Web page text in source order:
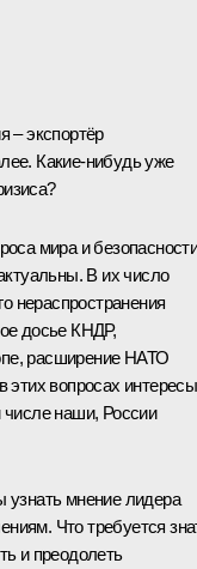
– экспортёр
Какие‑нибудь уже
мира и
В их число
нераспространения
досье КНДР,
расширение НАТО
этих вопросах интересы
числе наши, России
узнать мнение лидера
Что требуется
и преодолеть